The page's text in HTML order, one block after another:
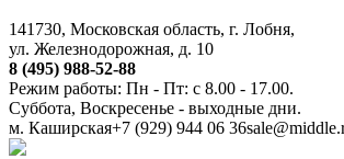
141730, Московская область, г. Лобня,
ул. Железнодорожная, д. 10
8 (495) 988-52-88
Режим работы: Пн - Пт: с 8.00 - 17.00.
Суббота, Воскресенье - выходные дни.
м. Каширская+7 (929) 944 06 36